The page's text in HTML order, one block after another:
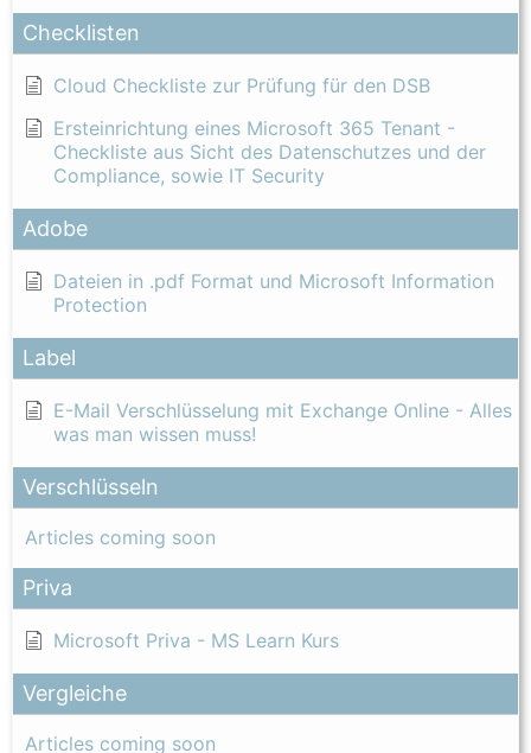
Checklisten
Cloud Checkliste zur Prüfung für den DSB
Ersteinrichtung eines Microsoft 365 Tenant -
Checkliste aus Sicht des Datenschutzes und der
Compliance, sowie IT Security
Adobe
Dateien in .pdf Format und Microsoft Information
Protection
Label
E-Mail Verschlüsselung mit Exchange Online - Alles
was man wissen muss!
Verschlüsseln
Articles coming soon
Priva
Microsoft Priva - MS Learn Kurs
Vergleiche
Articles coming soon